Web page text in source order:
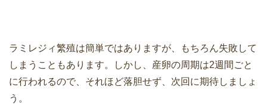
ラミレジィ繁殖は簡単ではありますが、もちろん失敗して
しまうこともあります。しかし、産卵の周期は2週間ごと
に行われるので、それほど落胆せず、次回に期待しましょ
う。